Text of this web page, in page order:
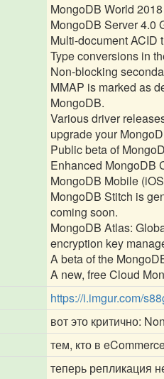
MongoDB World
MongoDB Server 4.0
Multi-document ACID
Type conversions in
Non-blocking
MMAP is marked as
MongoDB.
Various driver
upgrade your
Public beta of
Enhanced MongoDB
MongoDB Mobile
MongoDB Stitch is
coming soon.
MongoDB Atlas:
encryption key
A beta of the
A new, free Cloud
https://i.imgur.com/
вот это критично:
тем, кто в
теперь репликация